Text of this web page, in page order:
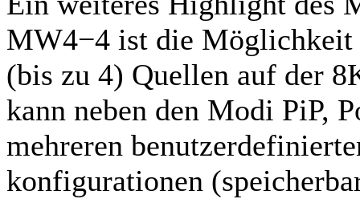
MW4−4 ist die Möglichkeit
(bis zu 4) Quellen auf der
kann neben den Modi PiP,
mehreren
konfigurationen